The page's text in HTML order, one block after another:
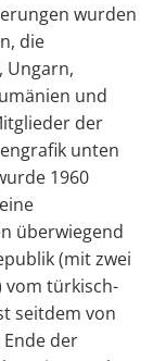
wurden
die
Ungarn,
und
der
unten
1960
überwiegend
(mit zwei
vom türkisch-
seitdem von
der